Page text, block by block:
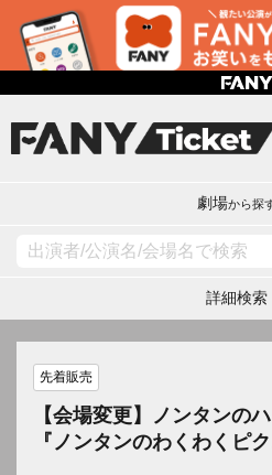
劇場から探
詳細検索
先着販売
【会場変更】ノンタンの
『ノンタンのわくわくピク